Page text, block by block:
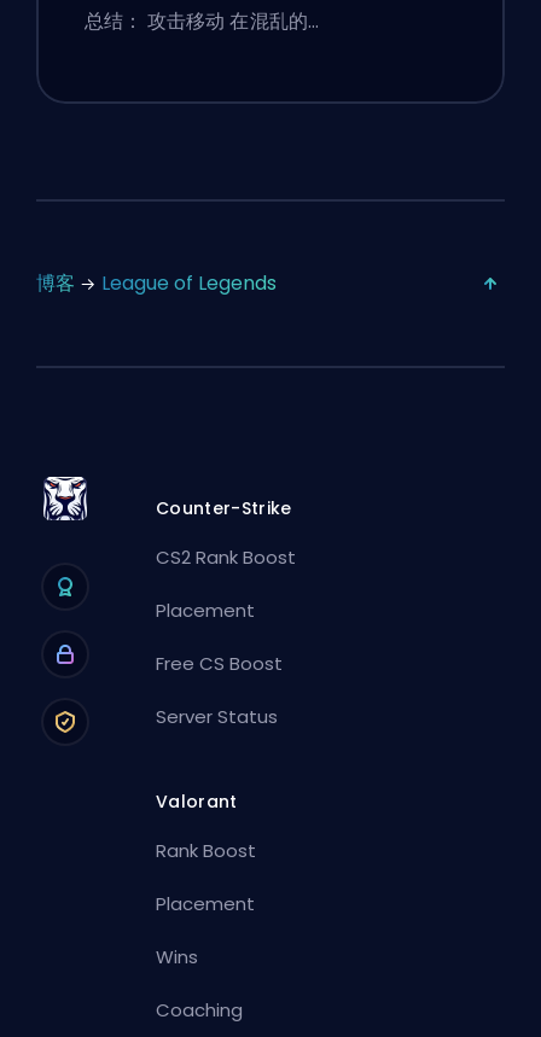
总结： 攻击移动 在混乱的…
博客 League of Legends
Counter-Strike
CS2 Rank Boost
Placement
Free CS Boost
Server Status
Valorant
Rank Boost
Placement
Wins
Coaching